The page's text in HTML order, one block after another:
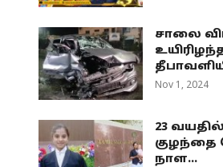
சாலை
Nov 1, 2024
23 வயதில்
குழந்தை
நாள...